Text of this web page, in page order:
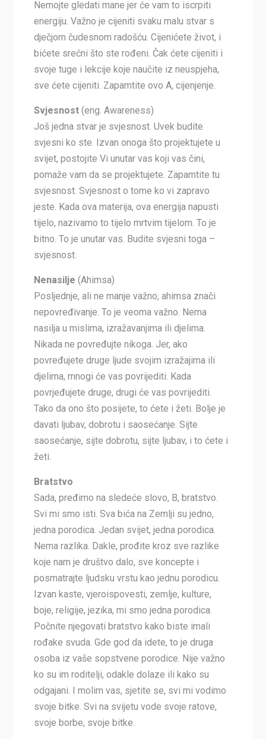
Nemojte gledati mane jer će vam to iscrpiti
energiju. Važno je cijeniti svaku malu stvar s
dječjom čudesnom radošću. Cijenićete život, i
bićete srećni što ste rođeni. Čak ćete cijeniti i
svoje tuge i lekcije koje naučite iz neuspjeha,
sve ćete cijeniti. Zapamtite ovo A, cijenjenje.
Svjesnost (eng. Awareness)
Još jedna stvar je svjesnost. Uvek budite
svjesni ko ste. Izvan onoga što projektujete u
svijet, postojite Vi unutar vas koji vas čini,
pomaže vam da se projektujete. Zapamtite tu
svjesnost. Svjesnost o tome ko vi zapravo
jeste. Kada ova materija, ova energija napusti
tijelo, nazivamo to tijelo mrtvim tijelom. To je
bitno. To je unutar vas. Budite svjesni toga –
svjesnost.
Nenasilje (Ahimsa)
Posljednje, ali ne manje važno, ahimsa znači
nepovređivanje. To je veoma važno. Nema
nasilja u mislima, izražavanjima ili djelima.
Nikada ne povređujte nikoga. Jer, ako
povređujete druge ljude svojim izražajima ili
djelima, mnogi će vas povrijediti. Kada
povrjeđujete druge, drugi će vas povrijediti.
Tako da ono što posijete, to ćete i žeti. Bolje je
davati ljubav, dobrotu i saosećanje. Sijte
saosećanje, sijte dobrotu, sijte ljubav, i to ćete i
žeti.
Bratstvo
Sada, pređimo na sledeće slovo, B, bratstvo.
Svi mi smo isti. Sva bića na Zemlji su jedno,
jedna porodica. Jedan svijet, jedna porodica.
Nema razlika. Dakle, prođite kroz sve razlike
koje nam je društvo dalo, sve koncepte i
posmatrajte ljudsku vrstu kao jednu porodicu.
Izvan kaste, vjeroispovesti, zemlje, kulture,
boje, religije, jezika, mi smo jedna porodica.
Počnite njegovati bratstvo kako biste imali
rođake svuda. Gde god da idete, to je druga
osoba iz vaše sopstvene porodice. Nije važno
ko su im roditelji, odakle dolaze ili kako su
odgajani. I molim vas, sjetite se, svi mi vodimo
svoje bitke. Svi na svijetu vode svoje ratove,
svoje borbe, svoje bitke.